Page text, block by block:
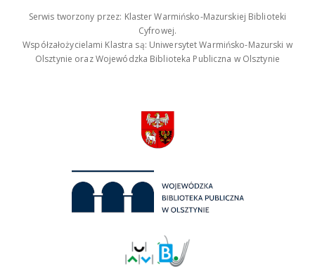
Serwis tworzony przez: Klaster Warmińsko-Mazurskiej Biblioteki
Cyfrowej.
Współzałożycielami Klastra są: Uniwersytet Warmińsko-Mazurski w
Olsztynie oraz Wojewódzka Biblioteka Publiczna w Olsztynie